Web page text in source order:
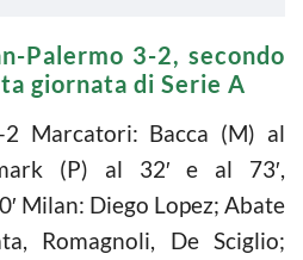
Palermo 3-2, secondo
giornata di Serie A
2 Marcatori: Bacca (M) al
(P) al 32′ e al 73′,
Milan: Diego Lopez; Abate
Romagnoli, De Sciglio;